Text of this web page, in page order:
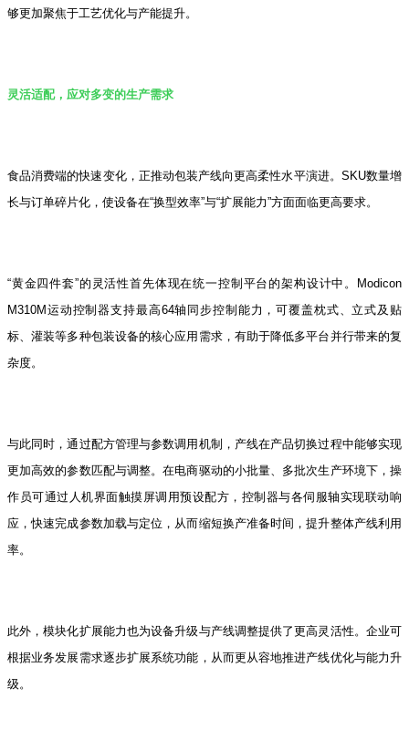
够更加聚焦于工艺优化与产能提升。
灵活适配，应对多变的生产需求
食品消费端的快速变化，正推动包装产线向更高柔性水平演进。SKU数量增
长与订单碎片化，使设备在“换型效率”与“扩展能力”方面面临更高要求。
“黄金四件套”的灵活性首先体现在统一控制平台的架构设计中。Modicon
M310M运动控制器支持最高64轴同步控制能力，可覆盖枕式、立式及贴
标、灌装等多种包装设备的核心应用需求，有助于降低多平台并行带来的复
杂度。
与此同时，通过配方管理与参数调用机制，产线在产品切换过程中能够实现
更加高效的参数匹配与调整。在电商驱动的小批量、多批次生产环境下，操
作员可通过人机界面触摸屏调用预设配方，控制器与各伺服轴实现联动响
应，快速完成参数加载与定位，从而缩短换产准备时间，提升整体产线利用
率。
此外，模块化扩展能力也为设备升级与产线调整提供了更高灵活性。企业可
根据业务发展需求逐步扩展系统功能，从而更从容地推进产线优化与能力升
级。